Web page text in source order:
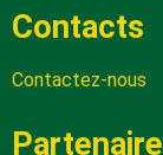
Contacts
Contactez-nous